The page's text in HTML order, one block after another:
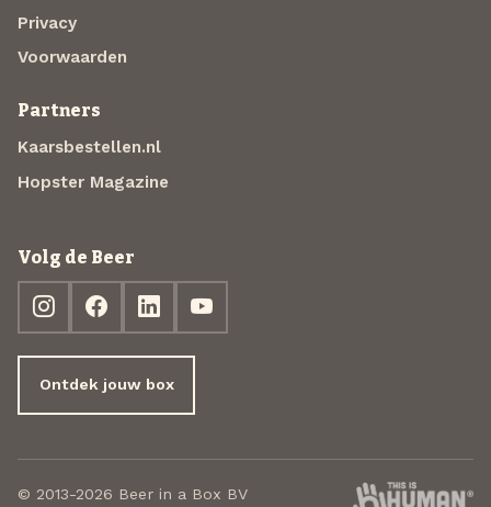
Privacy
Voorwaarden
Partners
Kaarsbestellen.nl
Hopster Magazine
Volg de Beer
Ontdek jouw box
© 2013-2026 Beer in a Box BV